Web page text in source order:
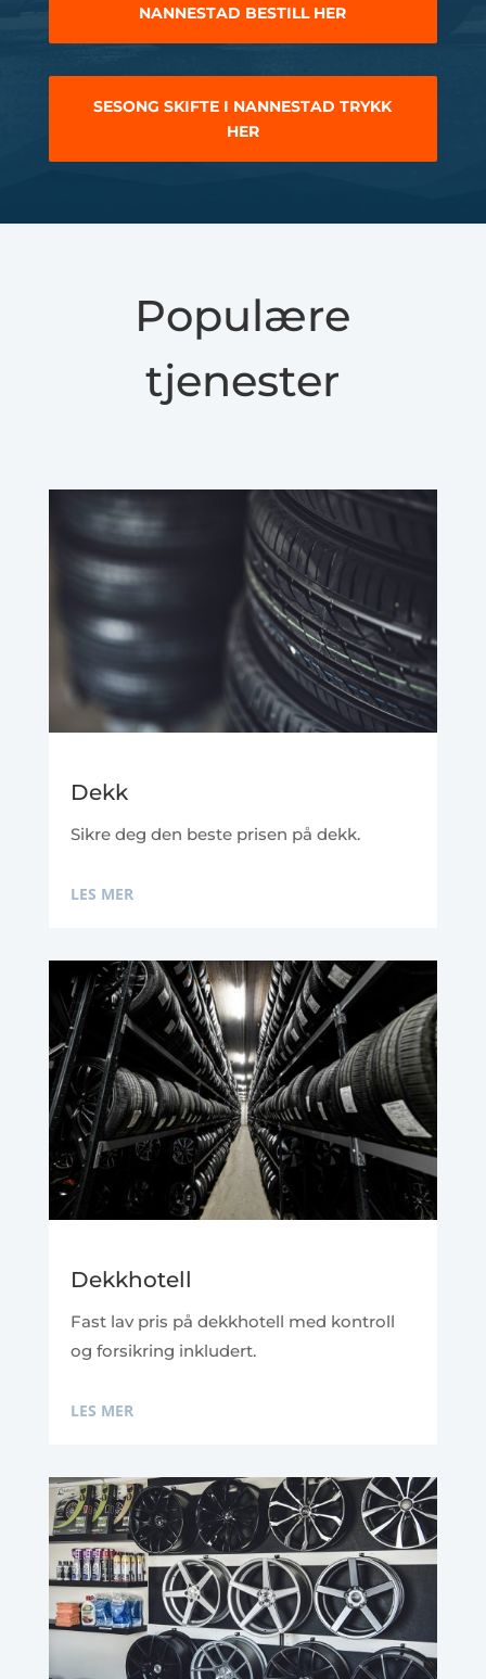
NANNESTAD BESTILL HER
SESONG SKIFTE I NANNESTAD TRYKK
HER
Populære
tjenester
Dekk
Sikre deg den beste prisen på dekk.
LES MER
Dekkhotell
Fast lav pris på dekkhotell med kontroll
og forsikring inkludert.
LES MER